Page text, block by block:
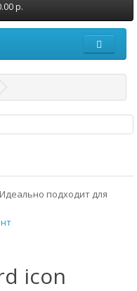
р.
подходит для
icon